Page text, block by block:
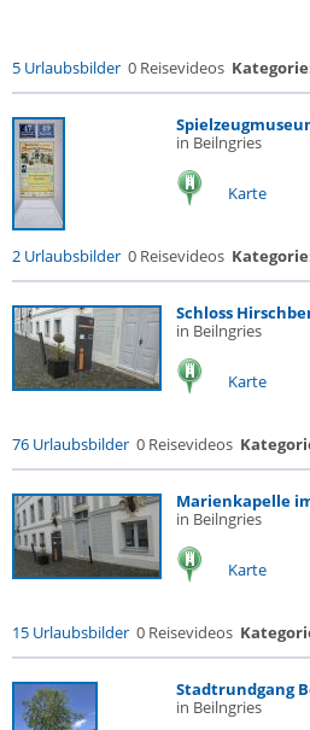
5 Urlaubsbilder 0 Reisevideos
in Beilngries
Karte
2 Urlaubsbilder 0 Reisevideos
Schloss
in Beilngries
Karte
76 Urlaubsbilder 0 Reisevideos
Marienkapelle
in Beilngries
Karte
15 Urlaubsbilder 0 Reisevideos
Stadtrundgang
in Beilngries